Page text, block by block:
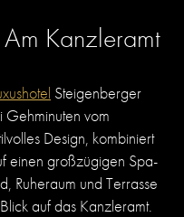
Kanzleramt
Steigenberger
vom
Design, kombiniert
einen großzügigen Spa-
Ruheraum und Terrasse
auf das Kanzleramt.